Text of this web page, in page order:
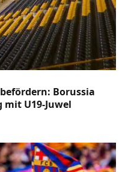
Borussia
U19-Juwel